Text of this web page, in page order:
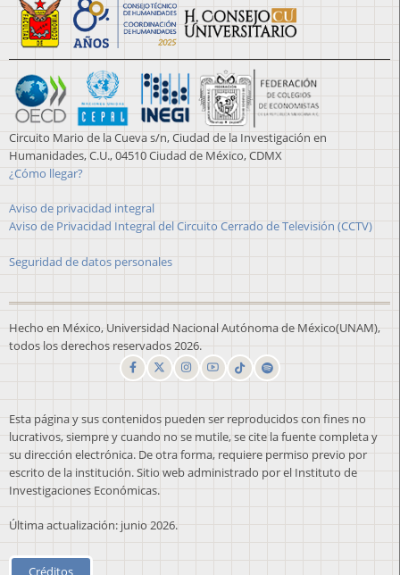
Circuito Mario de la Cueva s/n, Ciudad de la Investigación en
Humanidades, C.U., 04510 Ciudad de México, CDMX
¿Cómo llegar?
Aviso de privacidad integral
Aviso de Privacidad Integral del Circuito Cerrado de Televisión (CCTV)
Seguridad de datos personales
Hecho en México, Universidad Nacional Autónoma de México(UNAM),
todos los derechos reservados 2026.
Esta página y sus contenidos pueden ser reproducidos con fines no
lucrativos, siempre y cuando no se mutile, se cite la fuente completa y
su dirección electrónica. De otra forma, requiere permiso previo por
escrito de la institución. Sitio web administrado por el Instituto de
Investigaciones Económicas.
Última actualización: junio 2026.
Créditos